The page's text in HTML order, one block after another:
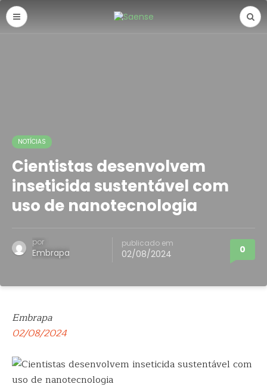
NOTÍCIAS
Cientistas desenvolvem
inseticida sustentável com
uso de nanotecnologia
por
Embrapa
publicado em
02/08/2024 0
Embrapa
02/08/2024